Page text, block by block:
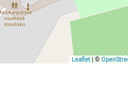
Leaflet| ©